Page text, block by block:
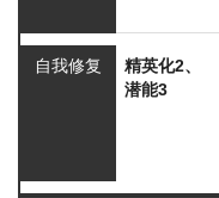
自我修复
精英化2、
潜能3